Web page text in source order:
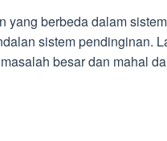
yang berbeda dalam
sistem pendinginan.
besar dan mahal